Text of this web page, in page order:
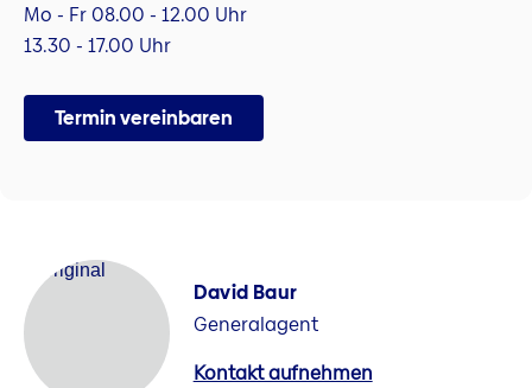
Mo - Fr 08.00 - 12.00 Uhr
13.30 - 17.00 Uhr
Termin vereinbaren
David Baur
Generalagent
Kontakt aufnehmen